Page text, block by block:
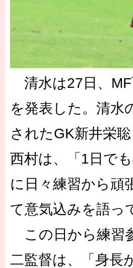
清水は27日、MF
を発表した。清水
されたGK新井栄
西村は、「1日で
に日々練習から頑
て意気込みを語っ
この日から練習
二監督は、「身長